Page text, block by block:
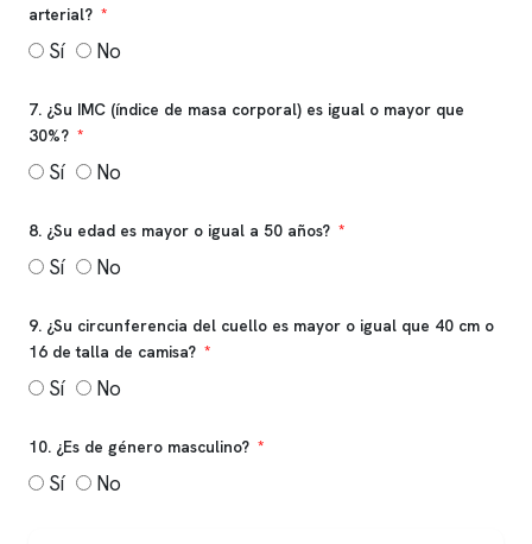
arterial?
Sí No
7. ¿Su IMC (índice de masa corporal) es igual o mayor que
30%?
Sí No
8. ¿Su edad es mayor o igual a 50 años?
Sí No
9. ¿Su circunferencia del cuello es mayor o igual que 40 cm o
16 de talla de camisa?
Sí No
10. ¿Es de género masculino?
Sí No